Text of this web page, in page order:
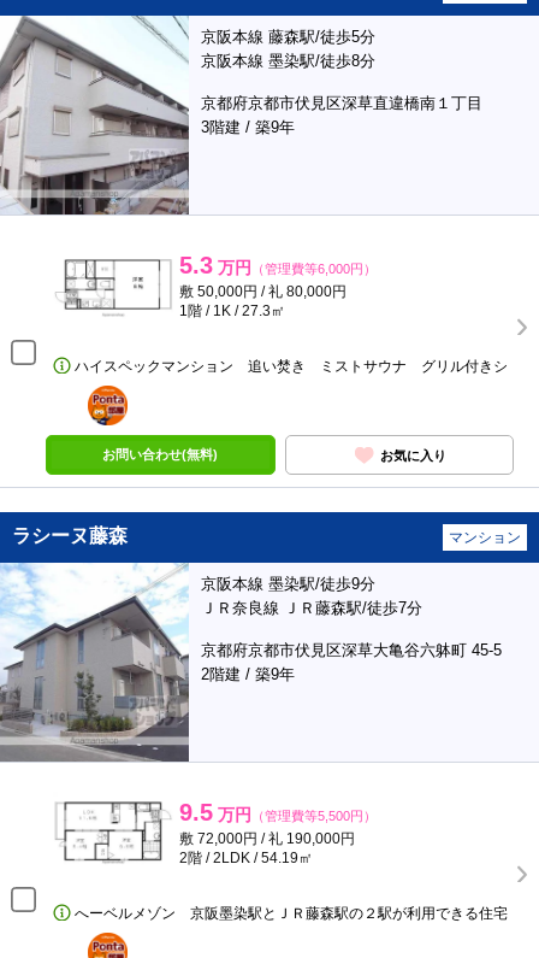
京阪本線 藤森駅/徒歩5分
京阪本線 墨染駅/徒歩8分
京都府京都市伏見区深草直違橋南１丁目
3階建 / 築9年
5.3 万円 （管理費等6,000円）
敷 50,000円 / 礼 80,000円
1階 / 1K / 27.3㎡
ハイスペックマンション 追い焚き ミストサウナ グリル付きシ
ポンタ
部屋
お問い合わせ(無料) お気に入り
ラシーヌ藤森 マンション
京阪本線 墨染駅/徒歩9分
ＪＲ奈良線 ＪＲ藤森駅/徒歩7分
京都府京都市伏見区深草大亀谷六躰町 45-5
2階建 / 築9年
9.5 万円 （管理費等5,500円）
敷 72,000円 / 礼 190,000円
2階 / 2LDK / 54.19㎡
へーベルメゾン 京阪墨染駅とＪＲ藤森駅の２駅が利用できる住宅
ポンタ
部屋